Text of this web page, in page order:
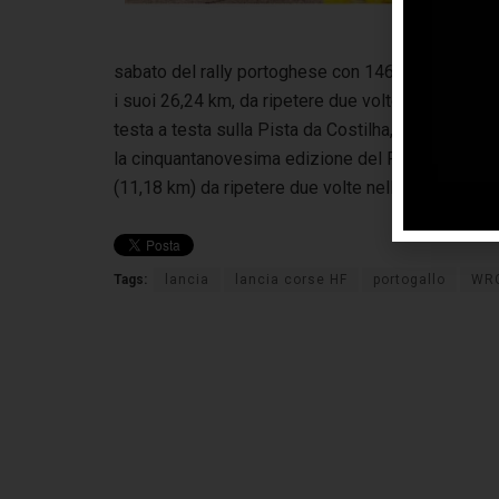
sabato del rally portoghese con 146 chilometri
i suoi 26,24 km, da ripetere due volte nel corso
testa a testa sulla Pista da Costilha, circuito
la cinquantanovesima edizione del Rally del
(11,18 km) da ripetere due volte nella giornata di
Tags: lancia lancia corse HF portogallo